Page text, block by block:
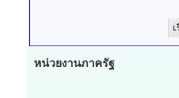
หน่วยงานภาครัฐ